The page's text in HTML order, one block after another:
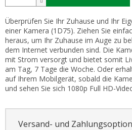
Überprüfen Sie Ihr Zuhause und Ihr
einer Kamera (1D75). Ziehen Sie
heraus, um Ihr Zuhause im Auge zu
dem Internet verbunden sind. Die
mit Strom versorgt und bietet somit
am Tag, 7 Tage die Woche. Oder
auf Ihrem Mobilgerät, sobald die
und sehen Sie sich 1080p Full HD-
Versand- und